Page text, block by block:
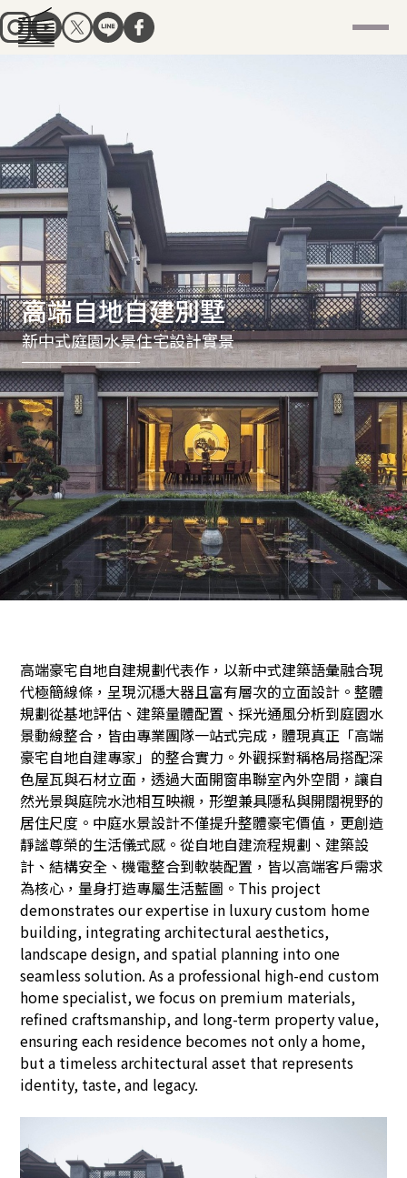
高端自地自建別墅
新中式庭園水景住宅設計實景
高端豪宅自地自建規劃代表作，以新中式建築語彙融合現
代極簡線條，呈現沉穩大器且富有層次的立面設計。整體
規劃從基地評估、建築量體配置、採光通風分析到庭園水
景動線整合，皆由專業團隊一站式完成，體現真正「高端
豪宅自地自建專家」的整合實力。外觀採對稱格局搭配深
色屋瓦與石材立面，透過大面開窗串聯室內外空間，讓自
然光景與庭院水池相互映襯，形塑兼具隱私與開闊視野的
居住尺度。中庭水景設計不僅提升整體豪宅價值，更創造
靜謐尊榮的生活儀式感。從自地自建流程規劃、建築設
計、結構安全、機電整合到軟裝配置，皆以高端客戶需求
為核心，量身打造專屬生活藍圖。This project
demonstrates our expertise in luxury custom home
building, integrating architectural aesthetics,
landscape design, and spatial planning into one
seamless solution. As a professional high-end custom
home specialist, we focus on premium materials,
refined craftsmanship, and long-term property value,
ensuring each residence becomes not only a home,
but a timeless architectural asset that represents
identity, taste, and legacy.